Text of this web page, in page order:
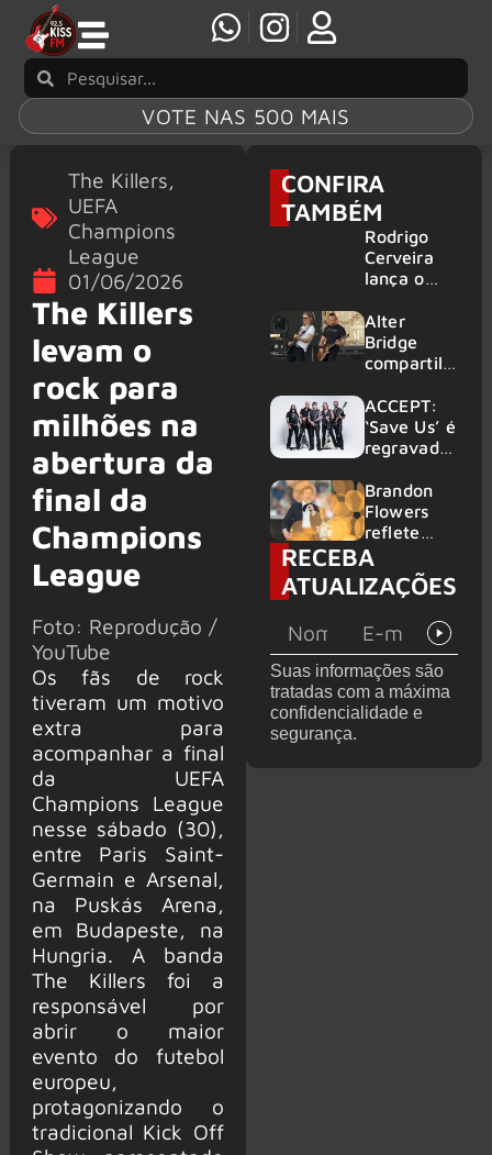
VOTE NAS 500 MAIS
The Killers,
UEFA
Champions
League
01/06/2026
The Killers
levam o
rock para
milhões na
abertura da
final da
Champions
League
Foto: Reprodução /
YouTube
Os fãs de rock
tiveram um motivo
extra para
acompanhar a final
da UEFA
Champions League
nesse sábado (30),
entre Paris Saint-
Germain e Arsenal,
na Puskás Arena,
em Budapeste, na
Hungria. A banda
The Killers foi a
responsável por
abrir o maior
evento do futebol
europeu,
protagonizando o
tradicional Kick Off
CONFIRA
TAMBÉM
Rodrigo
Cerveira
lança o
Searcher”
Alter
Bridge
compartilh
vivo de
“Fortress”
gravada
am Ring
2026
ACCEPT:
‘Save Us’ é
regravada
membros
do GHOST
e KORN
Brandon
Flowers
reflete
sobre o
futuro e
levanta
de de
deixar os
palcos
RECEBA
ATUALIZAÇÕES
Suas informações são
tratadas com a máxima
confidencialidade e
segurança.